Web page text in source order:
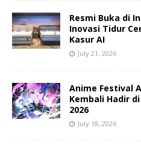
Resmi Buka di
Inovasi Tidur
Kasur AI
July 21, 2026
Anime Festival
Kembali Hadir
2026
July 18, 2026